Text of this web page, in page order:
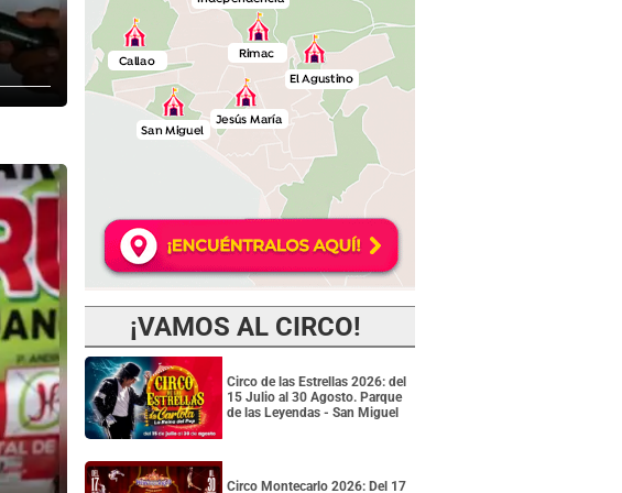
¡VAMOS AL CIRCO!
Circo de las Estrellas 2026: del
15 Julio al 30 Agosto. Parque
de las Leyendas - San Miguel
Circo Montecarlo 2026: Del 17